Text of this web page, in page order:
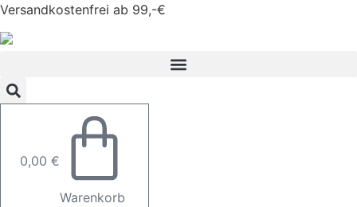
Zum
Inhalt
springen
Versandkostenfrei ab 99,-€
0,00 €
Warenkorb